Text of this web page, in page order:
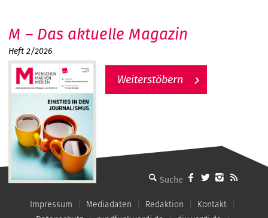
MMM - Menschen machen Medien
M – Das aktuelle Magazin
Heft 2/2026
Weiterstöbern
Impressum Mediadaten Redaktion
Kontakt